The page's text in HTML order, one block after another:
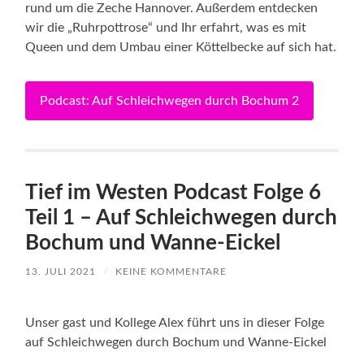
rund um die Zeche Hannover. Außerdem entdecken
wir die „Ruhrpottrose“ und Ihr erfahrt, was es mit
Queen und dem Umbau einer Köttelbecke auf sich hat.
Podcast: Auf Schleichwegen durch Bochum 2
Tief im Westen Podcast Folge 6
Teil 1 – Auf Schleichwegen durch
Bochum und Wanne-Eickel
13. JULI 2021 / KEINE KOMMENTARE
Unser gast und Kollege Alex führt uns in dieser Folge
auf Schleichwegen durch Bochum und Wanne-Eickel